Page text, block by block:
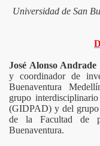
Universidad de San
José Alonso Andrade
y coordinador de
Buenaventura
grupo
(GIDPAD) y del grupo
de la Facultad de
Buenaventura.